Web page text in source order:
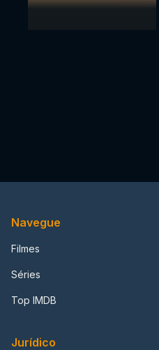
Navegue
Filmes
Séries
Top IMDB
Jurídico